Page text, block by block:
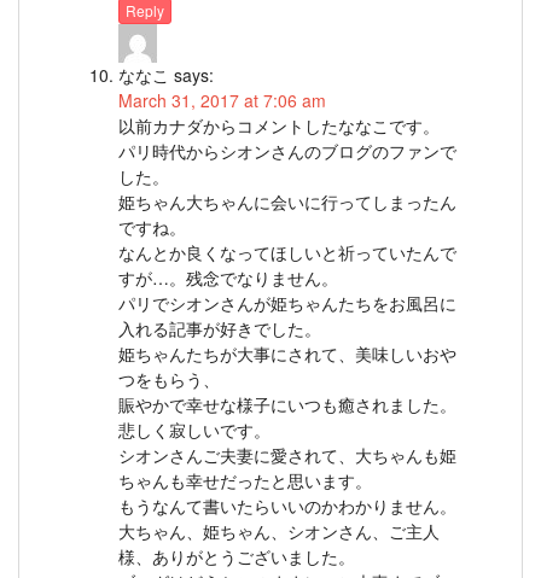
Reply
ななこ says:
March 31, 2017 at 7:06 am
以前カナダからコメントしたななこです。
パリ時代からシオンさんのブログのファンで
した。
姫ちゃん大ちゃんに会いに行ってしまったん
ですね。
なんとか良くなってほしいと祈っていたんで
すが…。残念でなりません。
パリでシオンさんが姫ちゃんたちをお風呂に
入れる記事が好きでした。
姫ちゃんたちが大事にされて、美味しいおや
つをもらう、
賑やかで幸せな様子にいつも癒されました。
悲しく寂しいです。
シオンさんご夫妻に愛されて、大ちゃんも姫
ちゃんも幸せだったと思います。
もうなんて書いたらいいのかわかりません。
大ちゃん、姫ちゃん、シオンさん、ご主人
様、ありがとうございました。